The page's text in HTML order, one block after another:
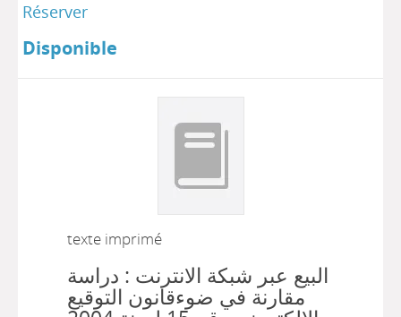
Réserver
Disponible
texte imprimé
البيع عبر شبكة الانترنت : دراسة
مقارنة في ضوءقانون التوقيع